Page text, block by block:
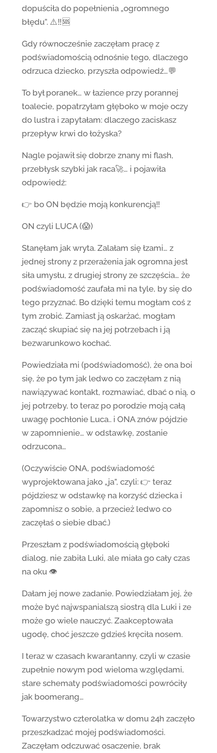
dopuściła do popełnienia „ogromnego
błędu”. ⚠️‼️🆘
Gdy równocześnie zaczęłam pracę z
podświadomością odnośnie tego, dlaczego
odrzuca dziecko, przyszła odpowiedź…💬
To był poranek… w łazience przy porannej
toalecie, popatrzyłam głęboko w moje oczy
do lustra i zapytałam: dlaczego zaciskasz
przepływ krwi do łożyska?
Nagle pojawił się dobrze znany mi flash,
przebłysk szybki jak raca🚀… i pojawiła
odpowiedź:
👉 bo ON będzie moją konkurencją‼️
ON czyli LUCA (😱)
Stanęłam jak wryta. Zalałam się łzami… z
jednej strony z przerażenia jak ogromna jest
siła umysłu, z drugiej strony ze szczęścia… że
podświadomość zaufała mi na tyle, by się do
tego przyznać. Bo dzięki temu mogłam coś z
tym zrobić. Zamiast ją oskarżać, mogłam
zacząć skupiać się na jej potrzebach i ją
bezwarunkowo kochać.
Powiedziała mi (podświadomość), że ona boi
się, że po tym jak ledwo co zaczęłam z nią
nawiązywać kontakt, rozmawiać, dbać o nią, o
jej potrzeby, to teraz po porodzie moją całą
uwagę pochłonie Luca.. i ONA znów pójdzie
w zapomnienie… w odstawkę, zostanie
odrzucona…
(Oczywiście ONA, podświadomość
wyprojektowana jako „ja”, czyli: 👉 teraz
pójdziesz w odstawkę na korzyść dziecka i
zapomnisz o sobie, a przecież ledwo co
zaczęłaś o siebie dbać.)
Przeszłam z podświadomością głęboki
dialog, nie zabiła Luki, ale miała go cały czas
na oku 👁
Dałam jej nowe zadanie. Powiedziałam jej, że
może być najwspanialszą siostrą dla Luki i ze
może go wiele nauczyć. Zaakceptowała
ugodę, choć jeszcze gdzieś kręciła nosem.
I teraz w czasach kwarantanny, czyli w czasie
zupełnie nowym pod wieloma względami,
stare schematy podświadomości powróciły
jak boomerang…
Towarzystwo czterolatka w domu 24h zaczęło
przeszkadzać mojej podświadomości.
Zaczęłam odczuwać osaczenie, brak